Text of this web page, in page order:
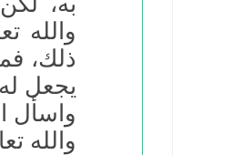
والله
ذلك،
يجعل
واسأل
والله